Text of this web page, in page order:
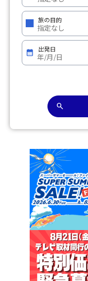
旅の目的
calendar_month 出発日
search